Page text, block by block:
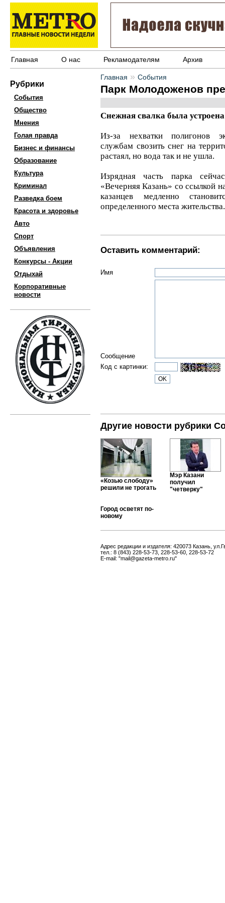
Главная О нас Рекламодателям Архив
Рубрики
События
Общество
Мнения
Голая правда
Бизнес и финансы
Образование
Культура
Криминал
Разведка боем
Красота и здоровье
Авто
Спорт
Объявления
Конкурсы - Акции
Отдыхай
Корпоративные
новости
Главная » События
Парк Молодоженов
Снежная свалка была
Из-за нехватки полигонов
службам свозить снег на
растаял, но вода так и не ушла.
Изрядная часть парка
«Вечерняя Казань» со ссылкой
казанцев медленно
определенного места жительства.
Оставить комментарий:
Имя
Сообщение
Код с картинки:
Другие новости рубрики
«Козью слободу»
решили не трогать
Мэр Казани
получил
"четверку"
Город осветят по-
новому
Адрес редакции и издателя: 420073 Казань,
тел.: 8 (843) 228-53-73, 228-53-60, 228-53-72
E-mail: "mail@gazeta-metro.ru"